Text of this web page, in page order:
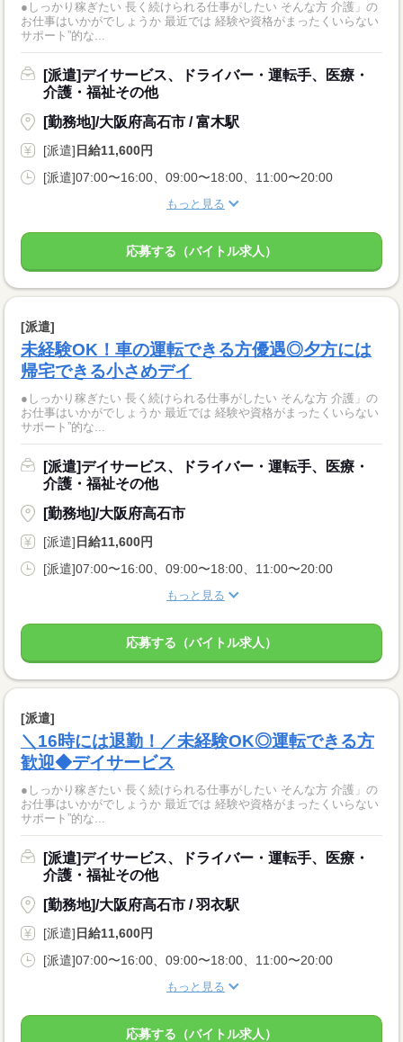
●しっかり稼ぎたい 長く続けられる仕事がしたい そんな方 介護」の
お仕事はいかがでしょうか 最近では 経験や資格がまったくいらない
サポート”的な...
[派遣]デイサービス、ドライバー・運転手、医療・
介護・福祉その他
[勤務地]/大阪府高石市 / 富木駅
[派遣] 日給11,600円
[派遣]07:00〜16:00、09:00〜18:00、11:00〜20:00
もっと見る
応募する（バイトル求人）
[派遣]
未経験OK！車の運転できる方優遇◎夕方には
帰宅できる小さめデイ
●しっかり稼ぎたい 長く続けられる仕事がしたい そんな方 介護」の
お仕事はいかがでしょうか 最近では 経験や資格がまったくいらない
サポート”的な...
[派遣]デイサービス、ドライバー・運転手、医療・
介護・福祉その他
[勤務地]/大阪府高石市
[派遣] 日給11,600円
[派遣]07:00〜16:00、09:00〜18:00、11:00〜20:00
もっと見る
応募する（バイトル求人）
[派遣]
＼16時には退勤！／未経験OK◎運転できる方
歓迎◆デイサービス
●しっかり稼ぎたい 長く続けられる仕事がしたい そんな方 介護」の
お仕事はいかがでしょうか 最近では 経験や資格がまったくいらない
サポート”的な...
[派遣]デイサービス、ドライバー・運転手、医療・
介護・福祉その他
[勤務地]/大阪府高石市 / 羽衣駅
[派遣] 日給11,600円
[派遣]07:00〜16:00、09:00〜18:00、11:00〜20:00
もっと見る
応募する（バイトル求人）